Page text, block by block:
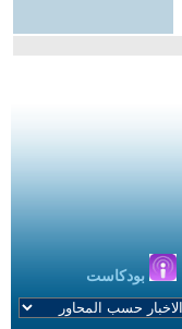
بودكاست